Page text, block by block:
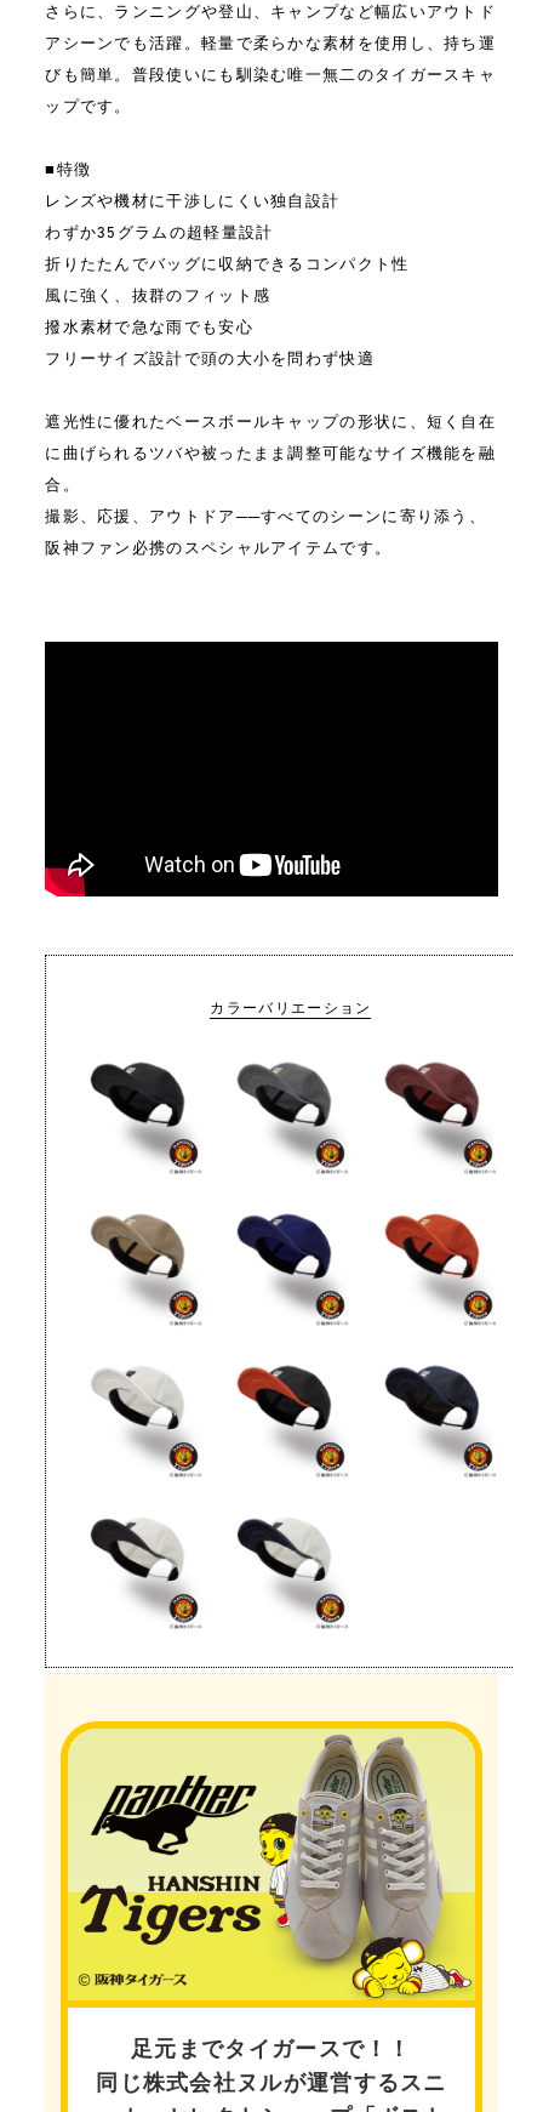
さらに、ランニングや登山、キャンプなど幅広いアウトド
アシーンでも活躍。軽量で柔らかな素材を使用し、持ち運
びも簡単。普段使いにも馴染む唯一無二のタイガースキャ
ップです。
■特徴
レンズや機材に干渉しにくい独自設計
わずか35グラムの超軽量設計
折りたたんでバッグに収納できるコンパクト性
風に強く、抜群のフィット感
撥水素材で急な雨でも安心
フリーサイズ設計で頭の大小を問わず快適
遮光性に優れたベースボールキャップの形状に、短く自在
に曲げられるツバや被ったまま調整可能なサイズ機能を融
合。
撮影、応援、アウトドア──すべてのシーンに寄り添う、
阪神ファン必携のスペシャルアイテムです。
カラーバリエーション
足元までタイガースで！！
同じ株式会社ヌルが運営するスニ